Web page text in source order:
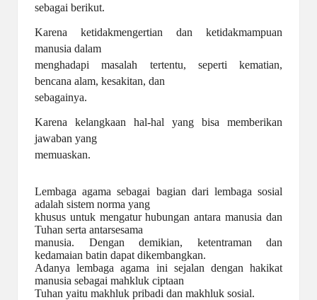
sebagai berikut.
Karena ketidakmengertian dan ketidakmampuan
manusia dalam
menghadapi masalah tertentu, seperti kematian,
bencana alam, kesakitan, dan
sebagainya.
Karena kelangkaan hal-hal yang bisa memberikan
jawaban yang
memuaskan.
Lembaga agama sebagai bagian dari lembaga sosial
adalah sistem norma yang
khusus untuk mengatur hubungan antara manusia dan
Tuhan serta antarsesama
manusia. Dengan demikian, ketentraman dan
kedamaian batin dapat dikembangkan.
Adanya lembaga agama ini sejalan dengan hakikat
manusia sebagai mahkluk ciptaan
Tuhan yaitu makhluk pribadi dan makhluk sosial.